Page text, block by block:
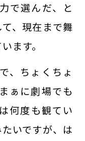
で選んだ、と
、現在まで舞
ます。
、ちょくちょ
ぁに劇場でも
何度も観てい
いですが、は